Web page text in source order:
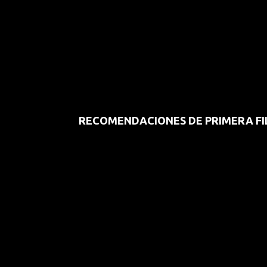
RECOMENDACIONES DE PRIMERA